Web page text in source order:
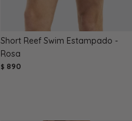
Short Reef Swim Estampado -
Rosa
$ 890